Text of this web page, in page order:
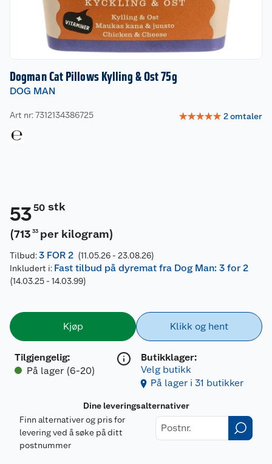
Dogman Cat Pillows Kylling & Ost 75g
DOG MAN
Art nr: 7312134386725 ☆☆☆☆☆ 2omtaler
5350 stk
(713 33 per kilogram)
Tilbud:3 FOR 2 (11.05.26 - 23.08.26)
Inkludert i: Fast tilbud på dyremat fra Dog Man: 3 for 2
(14.03.25 - 14.03.99)
Kjøp
Tilgjengelig:
På lager (6-20)
Klikk og hent
Butikklager:
Velg butikk
På lager i 31 butikker
Dine leveringsalternativer
Finn alternativer og pris for
levering ved å søke på ditt
postnummer